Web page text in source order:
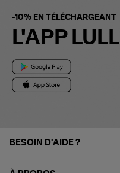
-10% EN TÉLÉCHARGEANT
L'APP LULLI
BESOIN D'AIDE ?